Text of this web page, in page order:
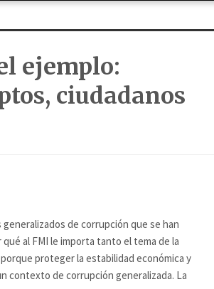
ejemplo:
ciudadanos
de corrupción que se han
al FMI le importa tanto el tema de la
proteger la estabilidad económica y
contexto de corrupción generalizada. La